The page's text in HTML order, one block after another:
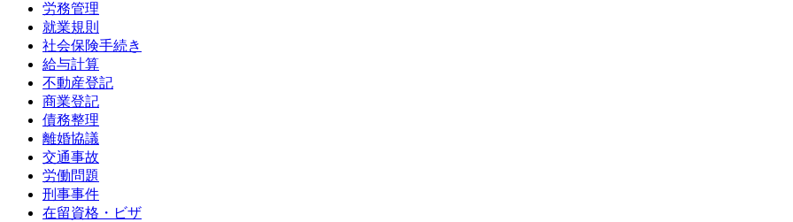
労務管理
就業規則
社会保険手続き
給与計算
不動産登記
商業登記
債務整理
離婚協議
交通事故
労働問題
刑事事件
在留資格・ビザ